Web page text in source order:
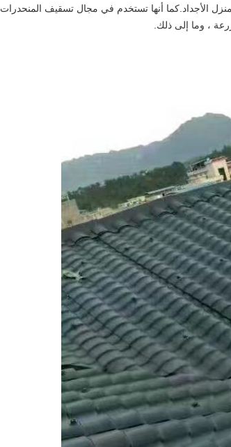
الأجداد.كما أنها تستخدم في مجال تسقيف المنحدرات
، وما إلى ذلك.